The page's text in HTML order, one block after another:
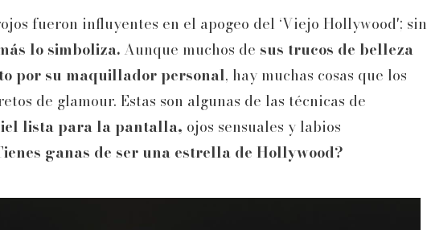
fueron influyentes en el apogeo del ‘Viejo Hollywood'; sin
lo simboliza.Aunque muchos de sus trucos de belleza
por su maquillador personal, hay muchas cosas que los
de glamour. Estas son algunas de las técnicas de
lista para la pantalla, ojos sensuales y labios
ganas de ser una estrella de Hollywood?